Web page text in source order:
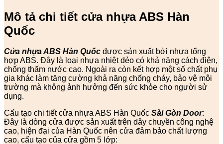
Mô tả chi tiết cửa nhựa ABS Hàn
Quốc
Cửa nhựa ABS Hàn Quốc được sản xuất bởi nhựa tổng
hợp ABS. Đây là loại nhựa nhiệt dẻo có khả năng cách điện,
chống thấm nước cao. Ngoài ra còn kết hợp một số chất phụ
gia khác làm tăng cường khả năng chống cháy, bảo vệ môi
trường mà không ảnh hưởng đến sức khỏe cho người sử
dụng.
Cấu tạo chi tiết cửa nhựa ABS Hàn Quốc Sài Gòn Door:
Đây là dòng cửa được sản xuất trên dây chuyền công nghệ
cao, hiện đại của Hàn Quốc nên cửa đảm bảo chất lượng
cao, cấu tạo của cửa gồm 5 lớp: